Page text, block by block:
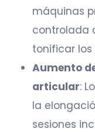
máquinas
controlada
tonificar
Aumento
articular:
la
sesiones